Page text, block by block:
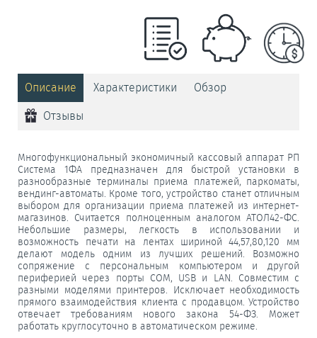
Описание Характеристики Обзор
Отзывы
Многофункциональный экономичный кассовый аппарат РП
Система 1ФА предназначен для быстрой установки в
разнообразные терминалы приема платежей, паркоматы,
вендинг-автоматы. Кроме того, устройство станет отличным
выбором для организации приема платежей из интернет-
магазинов. Считается полноценным аналогом АТОЛ42-ФС.
Небольшие размеры, легкость в использовании и
возможность печати на лентах шириной 44,57,80,120 мм
делают модель одним из лучших решений. Возможно
сопряжение с персональным компьютером и другой
периферией через порты COM, USB и LAN. Совместим с
разными моделями принтеров. Исключает необходимость
прямого взаимодействия клиента с продавцом. Устройство
отвечает требованиям нового закона 54-ФЗ. Может
работать круглосуточно в автоматическом режиме.